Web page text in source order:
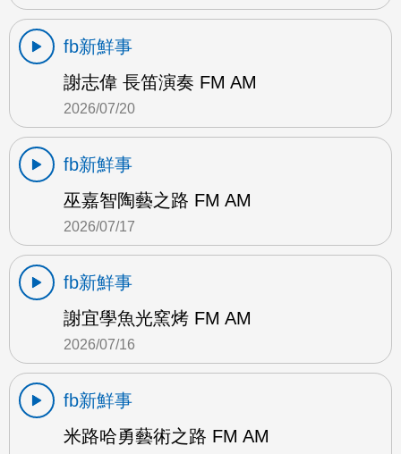
fb新鮮事
謝志偉 長笛演奏 FM AM
2026/07/20
fb新鮮事
巫嘉智陶藝之路 FM AM
2026/07/17
fb新鮮事
謝宜學魚光窯烤 FM AM
2026/07/16
fb新鮮事
米路哈勇藝術之路 FM AM